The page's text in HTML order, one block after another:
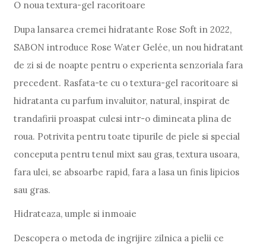
O noua textura-gel racoritoare
Dupa lansarea cremei hidratante Rose Soft in 2022,
SABON introduce Rose Water Gelée, un nou hidratant
de zi si de noapte pentru o experienta senzoriala fara
precedent. Rasfata-te cu o textura-gel racoritoare si
hidratanta cu parfum invaluitor, natural, inspirat de
trandafirii proaspat culesi intr-o dimineata plina de
roua. Potrivita pentru toate tipurile de piele si special
conceputa pentru tenul mixt sau gras, textura usoara,
fara ulei, se absoarbe rapid, fara a lasa un finis lipicios
sau gras.
Hidrateaza, umple si inmoaie
Descopera o metoda de ingrijire zilnica a pielii ce